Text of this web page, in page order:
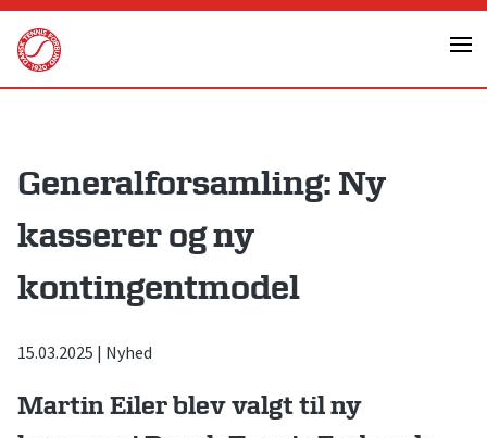
Skip
content
Generalforsamling: Ny
kasserer og ny
kontingentmodel
15.03.2025 | Nyhed
Martin Eiler blev valgt til ny